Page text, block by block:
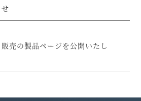
売の製品ページを公開いたし